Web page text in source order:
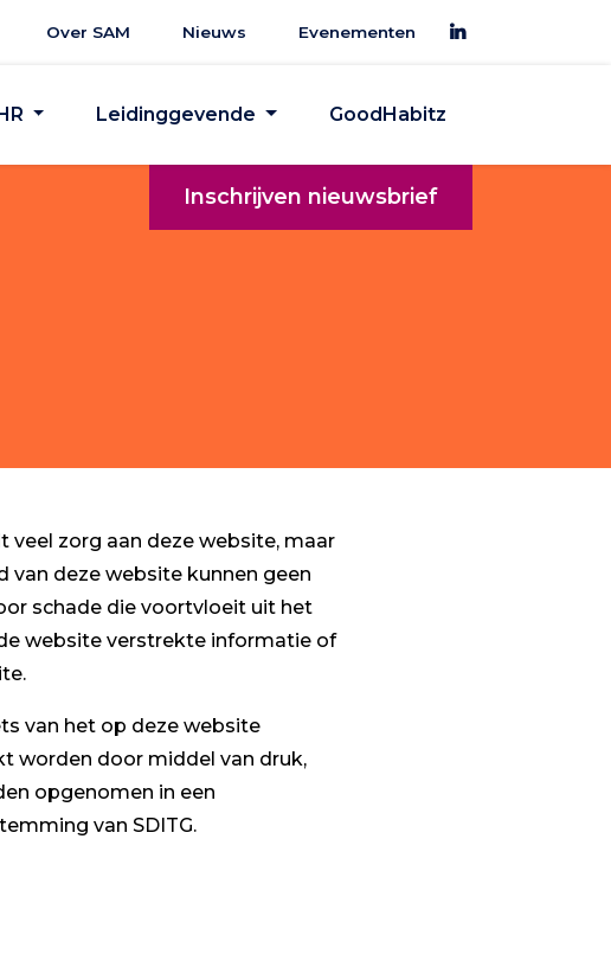
Over SAM Nieuws Evenementen
Leidinggevende GoodHabitz
Inschrijven nieuwsbrief
veel zorg aan deze website, maar
van deze website kunnen geen
schade die voortvloeit uit het
website verstrekte informatie of
van het op deze website
worden door middel van druk,
opgenomen in een
van SDITG.